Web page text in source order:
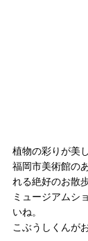
植物の彩りが美
福岡市美術館の
れる絶好のお散
ミュージアムシ
いね。
こぶうしくんが